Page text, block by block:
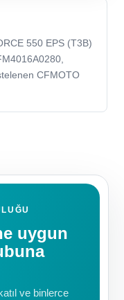
550 EPS (T3B)
CFMOTO
uygun
ve binlerce